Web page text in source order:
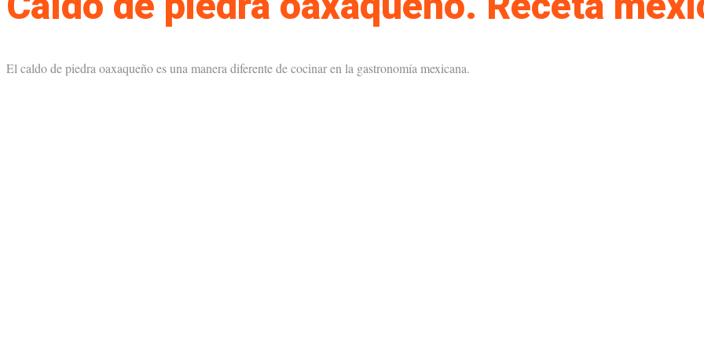
El caldo de piedra oaxaqueño es una manera diferente de cocinar en la gastronomía mexicana.